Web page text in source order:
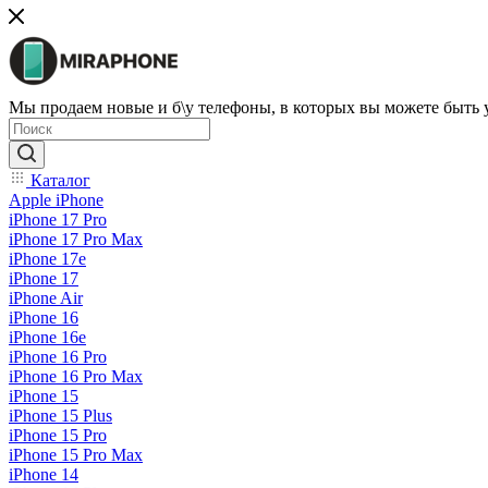
Мы продаем новые и б\у телефоны, в которых вы можете быть
Каталог
Apple iPhone
iPhone 17 Pro
iPhone 17 Pro Max
iPhone 17e
iPhone 17
iPhone Air
iPhone 16
iPhone 16e
iPhone 16 Pro
iPhone 16 Pro Max
iPhone 15
iPhone 15 Plus
iPhone 15 Pro
iPhone 15 Pro Max
iPhone 14